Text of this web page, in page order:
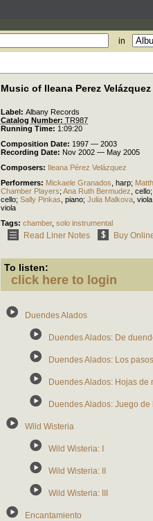
in
Music of Ileana Perez Velázquez
Label: Albany Records
Catalog Number: TR987
Running Time: 1:09:20
Composition Date: 1997 — 2003
Recording Date: Nov 2002 — May 2005
Composers: Ileana Pérez Velázquez
Performers: Mickaele Granados harp;
Chamber Players; Ana Ruth Bermudez cello
cello; Sally Pinkas piano; Julia Malkova viola
viola
Tags: chamber, solo instrumental
Read Liner Notes Buy
To listen:
click here to login
Duendes Alados
Duendes Alados: De
Duendes Alados: Los
Duendes Alados: Hojas de
Duendes Alados: Juego
Wild Wisteria
Wild Wisteria: I
Wild Wisteria: II
Wild Wisteria: III
Encantamiento